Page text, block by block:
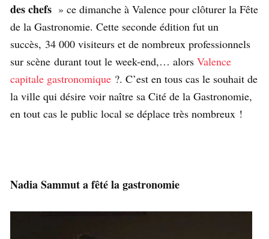
des chefs » ce dimanche à Valence pour clôturer la Fête
de la Gastronomie. Cette seconde édition fut un
succès, 34 000 visiteurs et de nombreux professionnels
sur scène durant tout le week-end,… alors Valence
capitale gastronomique ?. C’est en tous cas le souhait de
la ville qui désire voir naître sa Cité de la Gastronomie,
en tout cas le public local se déplace très nombreux !
Nadia Sammut a fêté la gastronomie